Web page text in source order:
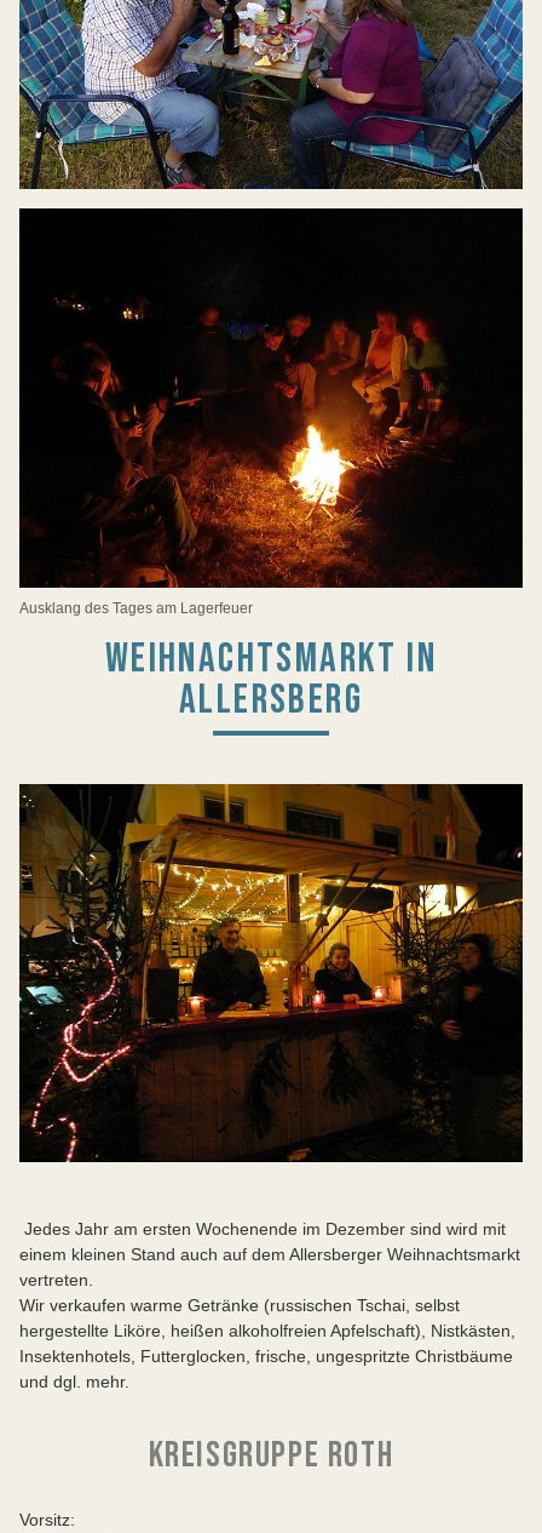
Ausklang des Tages am Lagerfeuer
WEIHNACHTSMARKT IN
ALLERSBERG
Jedes Jahr am ersten Wochenende im Dezember sind wird mit
einem kleinen Stand auch auf dem Allersberger Weihnachtsmarkt
vertreten.
Wir verkaufen warme Getränke (russischen Tschai, selbst
hergestellte Liköre, heißen alkoholfreien Apfelschaft), Nistkästen,
Insektenhotels, Futterglocken, frische, ungespritzte Christbäume
und dgl. mehr.
KREISGRUPPE ROTH
Vorsitz: